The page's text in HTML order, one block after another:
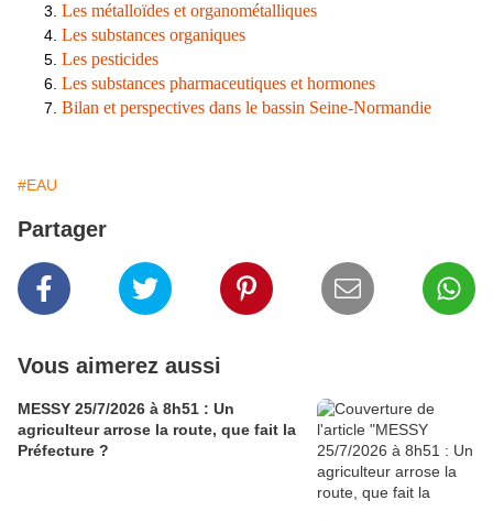
Les métalloïdes et organométalliques
Les substances organiques
Les pesticides
Les substances pharmaceutiques et hormones
Bilan et perspectives dans le bassin Seine-Normandie
#EAU
Partager
Vous aimerez aussi
MESSY 25/7/2026 à 8h51 : Un
agriculteur arrose la route, que fait la
Préfecture ?